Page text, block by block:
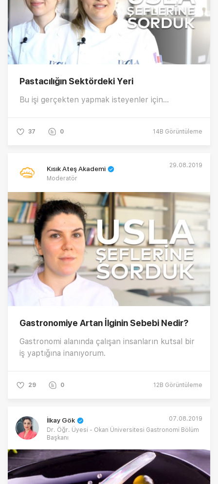
Pastacılığın Sektördeki Yeri
Bu işi gerçekten yapmak isteyenler için...
37 0 14B Görüntüleme
Kısık Ateş Akademi
Moderatör
29.08.2019
Gastronomiye Artan İlginin Sebebi Nedir?
Gastronomi alanında çalışan insanların kutsal bir
iş yaptığına inanıyorum.
29 0 12B Görüntüleme
İlkay Gök
Dr. Öğr. Üyesi - Okan Üniversitesi Gastronomi Bölüm
Başkanı
07.08.2019